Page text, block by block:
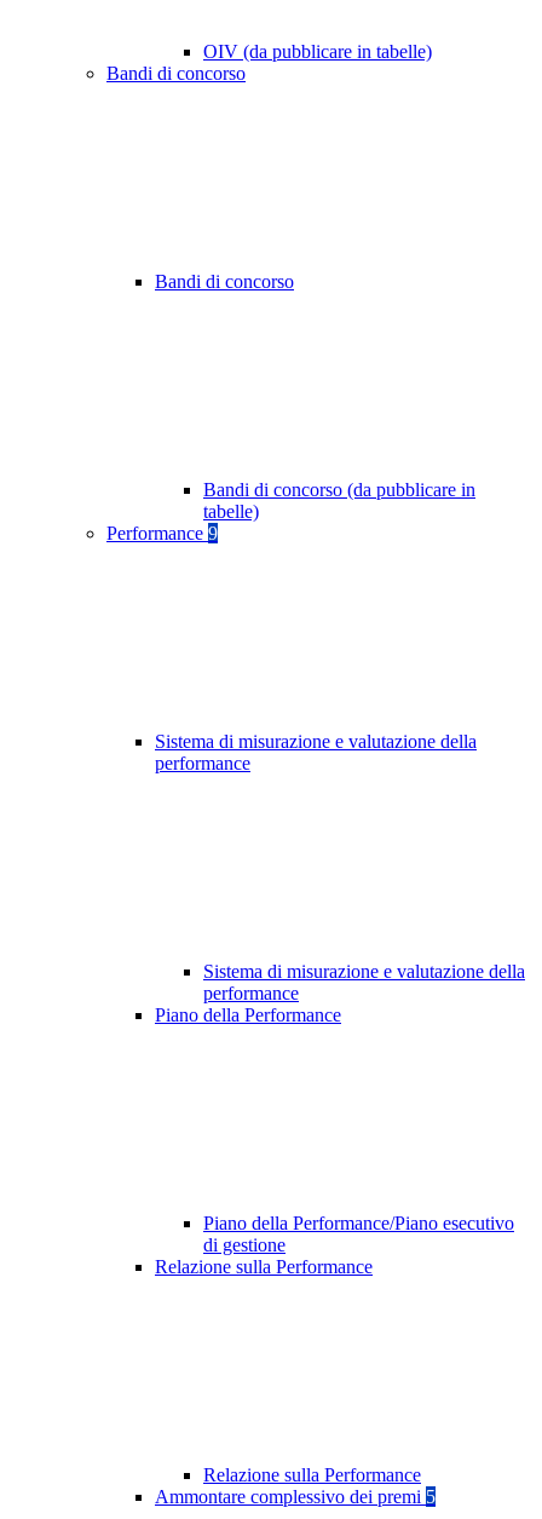
OIV (da pubblicare in tabelle)
Bandi di concorso
Bandi di concorso
Bandi di concorso (da pubblicare in
tabelle)
Performance 9
Sistema di misurazione e valutazione della
performance
Sistema di misurazione e valutazione della
performance
Piano della Performance
Piano della Performance/Piano esecutivo
di gestione
Relazione sulla Performance
Relazione sulla Performance
Ammontare complessivo dei premi 5